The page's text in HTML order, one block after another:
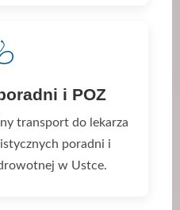
i POZ
transport do lekarza
poradni i
w Ustce.